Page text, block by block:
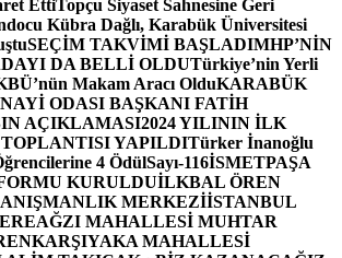
EttiTopçu Siyaset Sahnesine Geri
Kübra Dağlı, Karabük Üniversitesi
SEÇİM TAKVİMİ BAŞLADIMHP’NİN
DA BELLİ OLDUTürkiye’nin Yerli
Makam Aracı OlduKARABÜK
ODASI BAŞKANI FATİH
AÇIKLAMASI2024 YILININ İLK
YAPILDITürker İnanoğlu
4 ÖdülSayı-116İSMETPAŞA
KURULDUİLKBAL ÖREN
MERKEZİİSTANBUL
MAHALLESİ MUHTAR
KARŞIYAKA MAHALLESİ